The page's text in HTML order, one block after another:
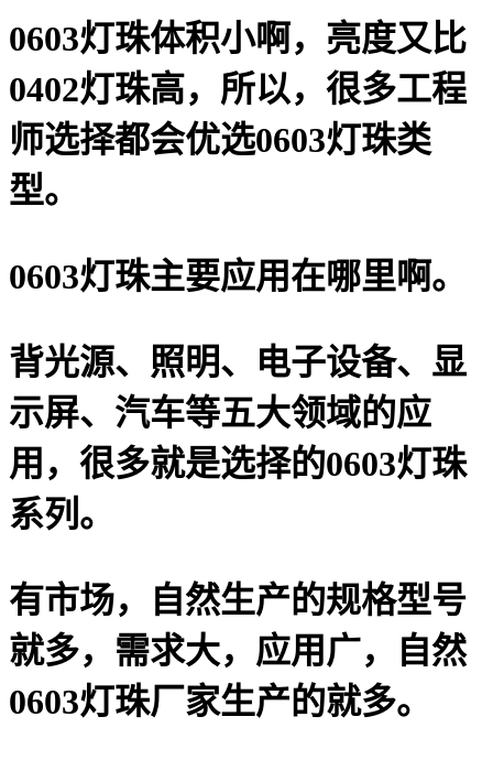
0603灯珠体积小啊，亮度又比
0402灯珠高，所以，很多工程
师选择都会优选0603灯珠类
型。
0603灯珠主要应用在哪里啊。
背光源、照明、电子设备、显
示屏、汽车等五大领域的应
用，很多就是选择的0603灯珠
系列。
有市场，自然生产的规格型号
就多，需求大，应用广，自然
0603灯珠厂家生产的就多。